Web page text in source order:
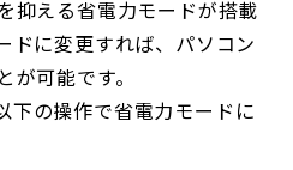
抑える省電力モードが搭載
ドに変更すれば、パソコン
可能です。
の操作で省電力モードに